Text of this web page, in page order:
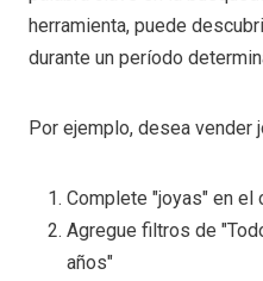
herramienta, puede
durante un período
Por ejemplo, desea vender
Complete "joyas" en el
Agregue filtros de
años"